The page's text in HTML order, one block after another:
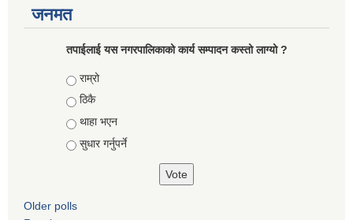
जनमत
तपाईलाई यस नगरपालिकाको कार्य सम्पादन कस्तो लाग्यो ?
Choices
राम्रो
ठिकै
थाहा भएन
सुधार गर्नुपर्ने
Older polls